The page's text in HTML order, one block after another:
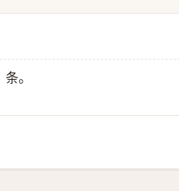
条。